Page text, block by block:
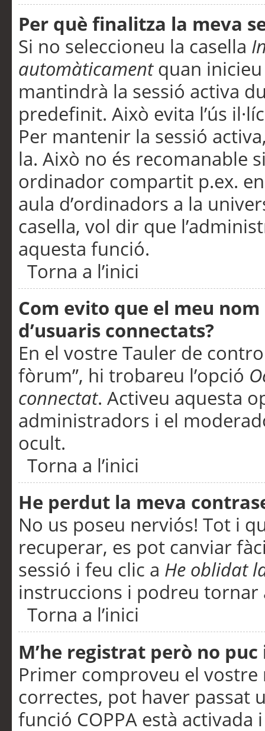
Per què finalitza la meva
Si no seleccioneu la casella
automàticamentquan inicieu
mantindrà la sessió activa
predefinit. Això evita l’ús
Per mantenir la sessió
la. Això no és recomanable
ordinador compartit p.ex.
aula d’ordinadors a la
casella, vol dir que
aquesta funció.
Torna a l’inici
Com evito que el meu
d’usuaris connectats?
En el vostre Tauler de
fòrum”, hi trobareu l’opció
connectat. Activeu aquesta
administradors i el
ocult.
Torna a l’inici
He perdut la meva
No us poseu nerviós! Tot i
recuperar, es pot canviar
sessió i feu clic a He oblidat
instruccions i podreu tornar
Torna a l’inici
M’he registrat però no
Primer comproveu el vostre
correctes, pot haver passat
funció COPPA està